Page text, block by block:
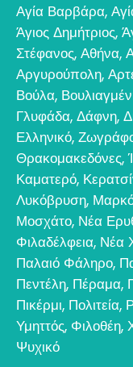
Αγία Βαρβάρα,
Άγιος Δημήτριος,
Στέφανος, Αθήνα,
Αργυρούπολη,
Βούλα,
Γλυφάδα, Δάφνη,
Ελληνικό,
Θρακομακεδόνες,
Καματερό,
Λυκόβρυση,
Μοσχάτο, Νέα
Φιλαδέλφεια, Νέα
Παλαιό Φάληρο,
Πεντέλη, Πέραμα,
Πικέρμι, Πολιτεία,
Υμηττός, Φιλοθέη,
Ψυχικό